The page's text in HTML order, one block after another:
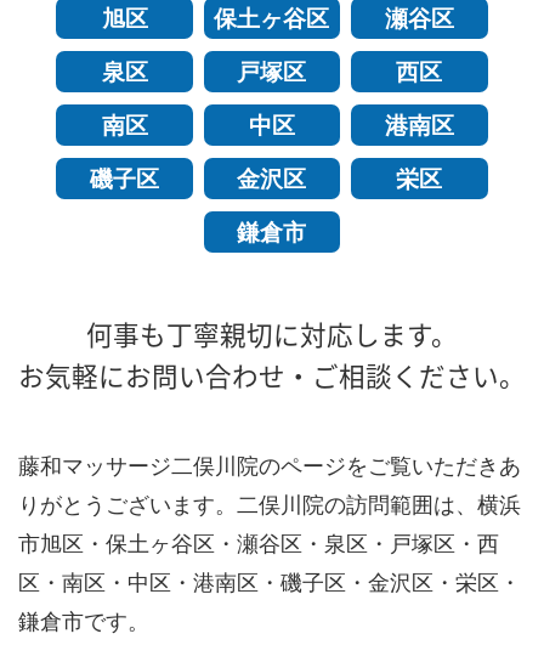
旭区 保土ヶ谷区
瀬谷区
泉区
戸塚区
西区
南区
中区
港南区
磯子区
金沢区
栄区
鎌倉市
何事も丁寧親切に対応します。
お気軽にお問い合わせ・ご相談ください。
藤和マッサージ二俣川院のページをご覧いただきあ
りがとうございます。二俣川院の訪問範囲は、横浜
市旭区・保土ヶ谷区・瀬谷区・泉区・戸塚区・西
区・南区・中区・港南区・磯子区・金沢区・栄区・
鎌倉市です。